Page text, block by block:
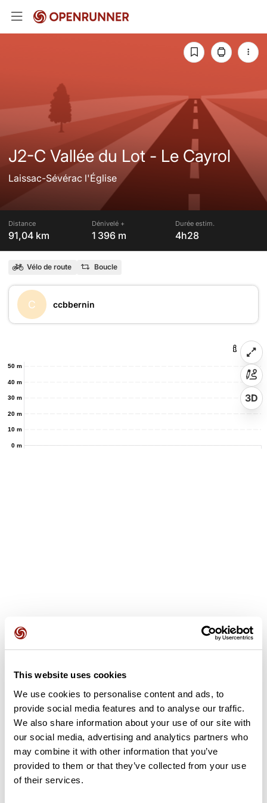
This website uses cookies
We use cookies to personalise content and ads, to
provide social media features and to analyse our traffic.
We also share information about your use of our site with
our social media, advertising and analytics partners who
may combine it with other information that you’ve
provided to them or that they’ve collected from your use
of their services.
J2-C Vallée du Lot - Le Cayrol
Laissac-Sévérac l'Église
Distance
91,04 km
Dénivelé +
1 396 m
Durée estim.
4h28
Vélo de route Boucle
C ccbbernin
0 m
10 m
20 m
30 m
40 m
50 m
3D
Avis des utilisateurs
Soyez le premier à ajouter un avis !
Ajouter un avis
Résumé